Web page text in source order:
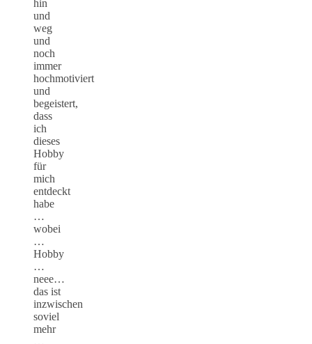
hin
und
weg
und
noch
immer
hochmotiviert
und
begeistert,
dass
ich
dieses
Hobby
für
mich
entdeckt
habe
…
wobei
…
Hobby
…
neee…
das ist
inzwischen
soviel
mehr
…